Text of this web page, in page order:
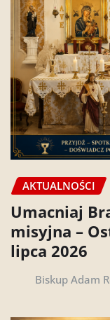
AKTUALNOŚCI
Umacniaj
misyjna –
lipca 2026
Biskup Adam